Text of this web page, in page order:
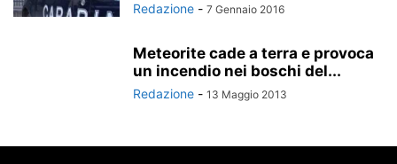
Redazione - 7 Gennaio 2016
Meteorite cade a terra e provoca
un incendio nei boschi del...
Redazione - 13 Maggio 2013